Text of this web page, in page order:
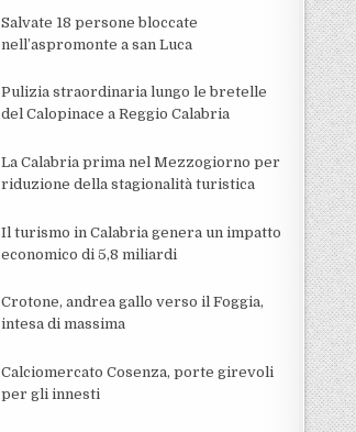
Salvate 18 persone bloccate
nell’aspromonte a san Luca
Pulizia straordinaria lungo le bretelle
del Calopinace a Reggio Calabria
La Calabria prima nel Mezzogiorno per
riduzione della stagionalità turistica
Il turismo in Calabria genera un impatto
economico di 5,8 miliardi
Crotone, andrea gallo verso il Foggia,
intesa di massima
Calciomercato Cosenza, porte girevoli
per gli innesti